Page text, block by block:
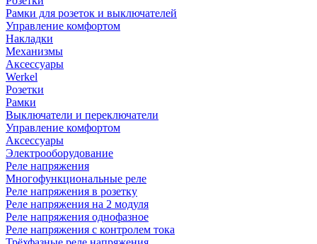
Рамки для розеток и выключателей
Управление комфортом
Накладки
Механизмы
Аксессуары
Werkel
Розетки
Рамки
Выключатели и переключатели
Управление комфортом
Аксессуары
Электрооборудование
Реле напряжения
Многофункциональные реле
Реле напряжения в розетку
Реле напряжения на 2 модуля
Реле напряжения однофазное
Реле напряжения с контролем тока